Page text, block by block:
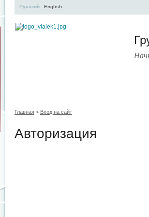
Русский English
Главная > Вход на сайт
Авторизация